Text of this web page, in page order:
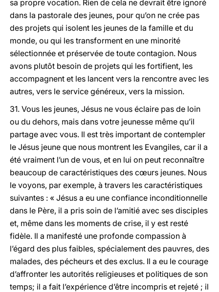
sa propre vocation. Rien de cela ne devrait être ignoré
dans la pastorale des jeunes, pour qu’on ne crée pas
des projets qui isolent les jeunes de la famille et du
monde, ou qui les transforment en une minorité
sélectionnée et préservée de toute contagion. Nous
avons plutôt besoin de projets qui les fortifient, les
accompagnent et les lancent vers la rencontre avec les
autres, vers le service généreux, vers la mission.
31. Vous les jeunes, Jésus ne vous éclaire pas de loin
ou du dehors, mais dans votre jeunesse même qu’il
partage avec vous. Il est très important de contempler
le Jésus jeune que nous montrent les Evangiles, car il a
été vraiment l’un de vous, et en lui on peut reconnaître
beaucoup de caractéristiques des cœurs jeunes. Nous
le voyons, par exemple, à travers les caractéristiques
suivantes : « Jésus a eu une confiance inconditionnelle
dans le Père, il a pris soin de l’amitié avec ses disciples
et, même dans les moments de crise, il y est resté
fidèle. Il a manifesté une profonde compassion à
l’égard des plus faibles, spécialement des pauvres, des
malades, des pécheurs et des exclus. Il a eu le courage
d’affronter les autorités religieuses et politiques de son
temps; il a fait l’expérience d’être incompris et rejeté ; il